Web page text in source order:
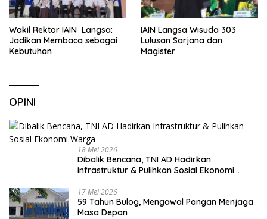
Wakil Rektor IAIN Langsa:
Jadikan Membaca sebagai
Kebutuhan
IAIN Langsa Wisuda 303
Lulusan Sarjana dan
Magister
OPINI
18 Mei 2026
Dibalik Bencana, TNI AD Hadirkan
Infrastruktur & Pulihkan Sosial Ekonomi
17 Mei 2026
59 Tahun Bulog, Mengawal Pangan Menjaga
Masa Depan